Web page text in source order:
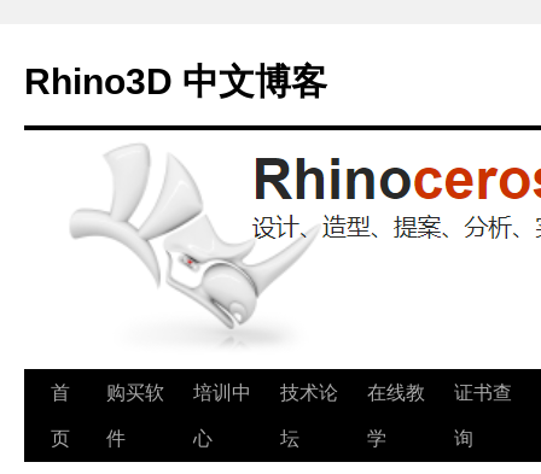
Rhino3D 中文博客
跳
至
首
页
购买软
件
培训中
心
技术论
坛
在线教
学
证书查
询